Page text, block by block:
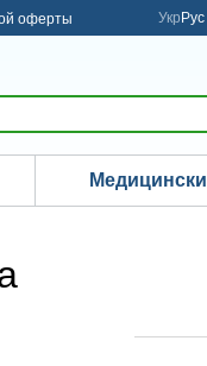
оферты Укр Рус